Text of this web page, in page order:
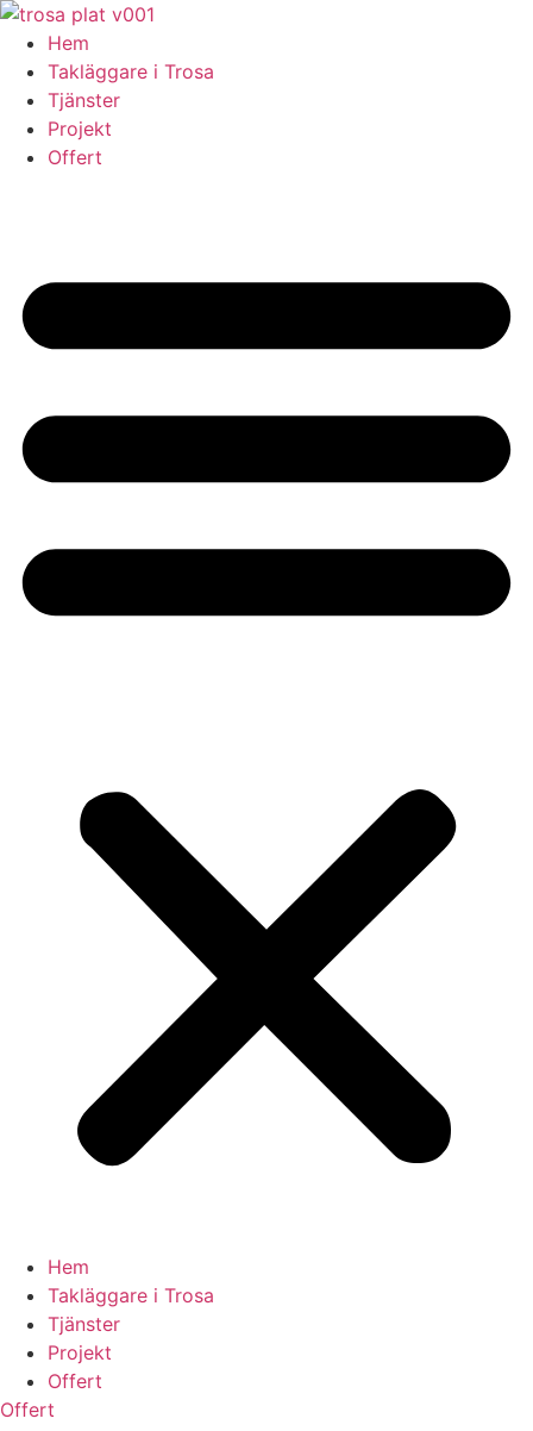
Skip
content
Hem
Takläggare i Trosa
Tjänster
Projekt
Offert
Hem
Takläggare i Trosa
Tjänster
Projekt
Offert
Offert